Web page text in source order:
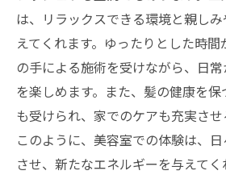
は、リラックスできる環境と親し
えてくれます。ゆったりとした時
の手による施術を受けながら、日
を楽しめます。また、髪の健康を
も受けられ、家でのケアも充実させ
このように、美容室での体験は、
させ、新たなエネルギーを与えてく